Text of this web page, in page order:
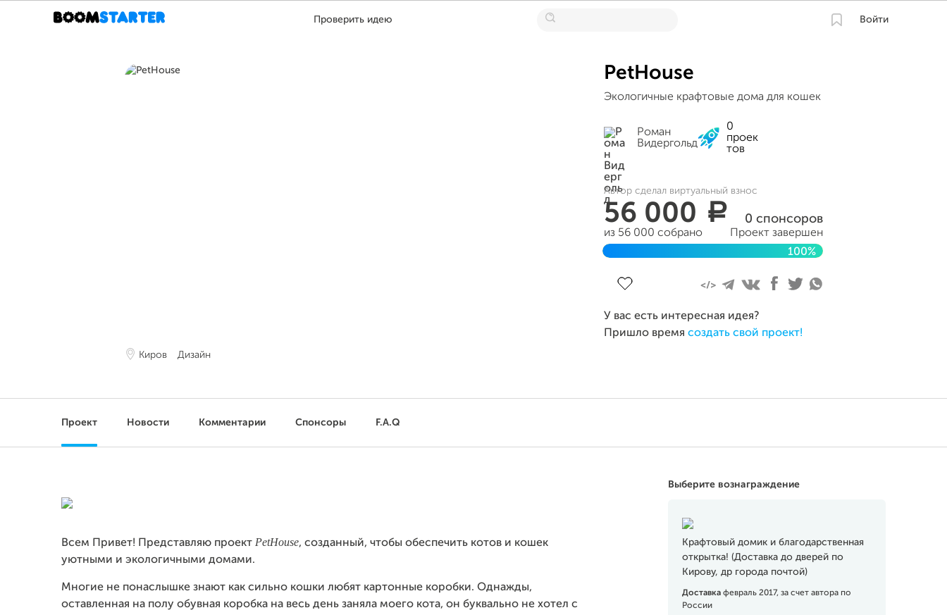
Проверить идею Войти
Киров Дизайн
PetHouse
Экологичные крафтовые дома для кошек
Роман
Видергольд
0
проек
тов
Автор сделал виртуальный взнос
56 000 a
из 56 000 собрано
0 спонсоров
Проект завершен
100%
У вас есть интересная идея?
Пришло время создать свой проект!
Проект Новости Комментарии Спонсоры F.A.Q
Выберите вознаграждение
Крафтовый домик и благодарственная
открытка! (Доставка до дверей по
Кирову, др города почтой)
Доставка февраль 2017, за счет автора по
России
Всем Привет! Представляю проект PetHouse, созданный, чтобы обеспечить котов и кошек
уютными и экологичными домами.
Многие не понаслышке знают как сильно кошки любят картонные коробки. Однажды,
оставленная на полу обувная коробка на весь день заняла моего кота, он буквально не хотел с